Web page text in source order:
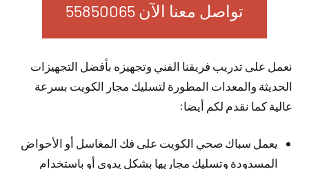
تواصل معنا الآن 55850065
نعمل على تدريب فريقنا الفني وتجهيزه بأفضل التجهيزات
الحديثة والمعدات المطورة لتسليك مجار الكويت بسرعة
عالية كما نقدم لكم أيضا:
يعمل سباك صحي الكويت على فك المغاسل أو الأحواض
المسدودة وتسليك مجاريها بشكل يدوي أو باستخدام